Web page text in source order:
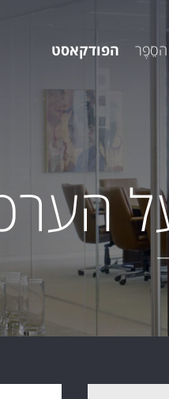
הסֵפֶר הפודקאסט